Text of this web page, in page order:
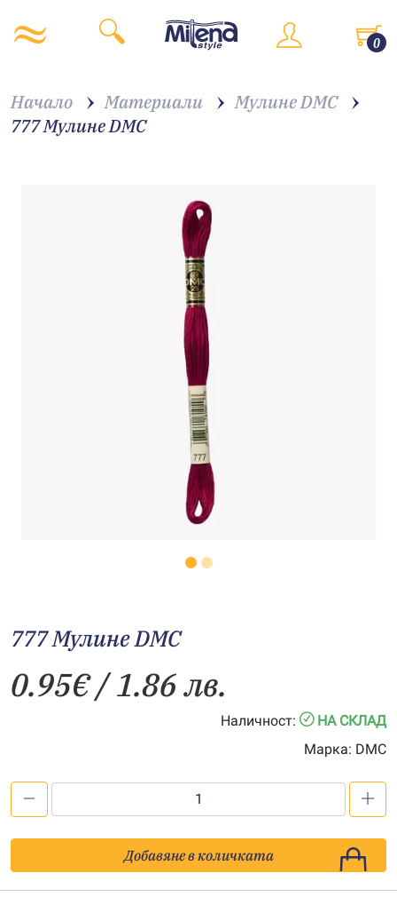
0
Начало Материали
Мулине DMC
777 Мулине DMC
777 Мулине DMC
0.95€/ 1.86 лв.
Наличност:
НА СКЛАД
Марка: DMC
Мулине
DMC
Добавяне в количката